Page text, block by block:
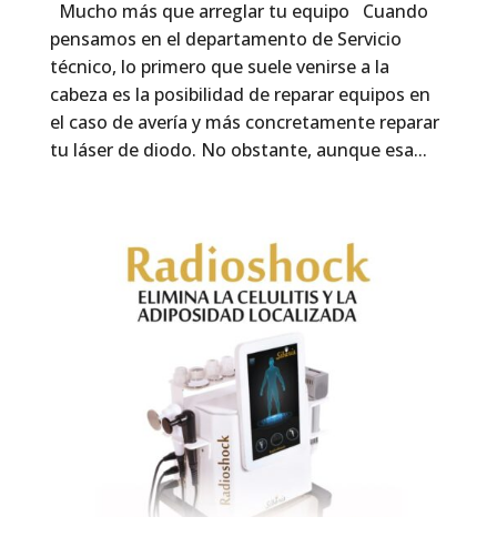
Mucho más que arreglar tu equipo Cuando
pensamos en el departamento de Servicio
técnico, lo primero que suele venirse a la
cabeza es la posibilidad de reparar equipos en
el caso de avería y más concretamente reparar
tu láser de diodo. No obstante, aunque esa...